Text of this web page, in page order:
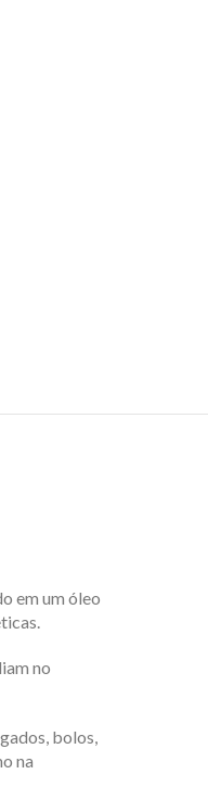
em um óleo
no
bolos,
na